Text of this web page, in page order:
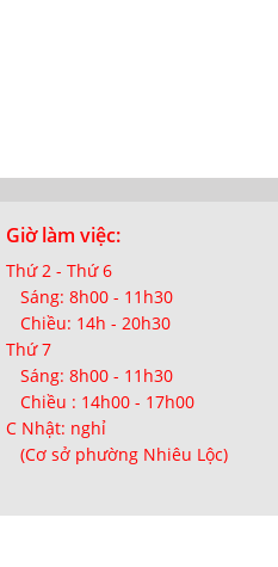
Giờ làm việc:
Thứ 2 - Thứ 6
Sáng: 8h00 - 11h30
Chiều: 14h - 20h30
Thứ 7
Sáng: 8h00 - 11h30
Chiều : 14h00 - 17h00
C Nhật: nghỉ
(Cơ sở phường Nhiêu Lộc)